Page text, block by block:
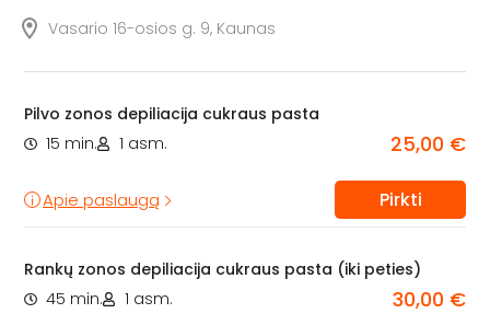
Vasario 16-osios g. 9, Kaunas
Pilvo zonos depiliacija cukraus pasta
15 min.
1 asm. 25,00 €
Apie paslaugą Pirkti
Rankų zonos depiliacija cukraus pasta (iki peties)
45 min.
1 asm. 30,00 €